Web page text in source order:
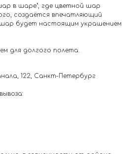
в шаре", где цветной шар
создаётся впечатляющий
шар будет настоящим украшением
для долгого полета.
122, Санкт-Петербург